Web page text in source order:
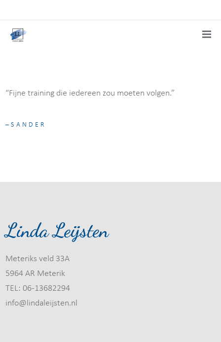
“Fijne training die iedereen zou moeten volgen.”
SANDER
Linda Leijsten
Meteriks veld 33A
5964 AR Meterik
TEL: 06-13682294
info@lindaleijsten.nl